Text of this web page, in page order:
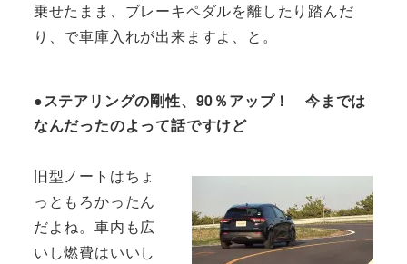
乗せたまま、ブレーキペダルを離したり踏んだ
り、で車庫入れが出来ますよ、と。
●ステアリングの剛性、90％アップ！ 今までは
なんだったのよって話ですけど
旧型ノートはちょ
っともろかったん
だよね。車内も広
いし燃費はいいし